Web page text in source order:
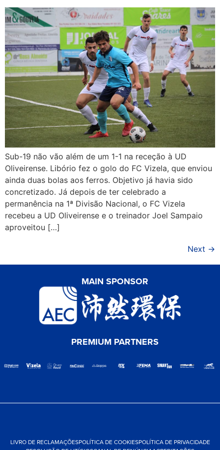
Sub-19 não vão além de um 1-1 na receção à UD
Oliveirense. Libório fez o golo do FC Vizela, que enviou
ainda duas bolas aos ferros. Objetivo já havia sido
concretizado. Já depois de ter celebrado a
permanência na 1ª Divisão Nacional, o FC Vizela
recebeu a UD Oliveirense e o treinador Joel Sampaio
aproveitou […]
Next →
MAIN SPONSOR
PREMIUM PARTNERS
LIVRO DE RECLAMAÇÕESPOLÍTICA DE COOKIESPOLÍTICA DE PRIVACIDADE